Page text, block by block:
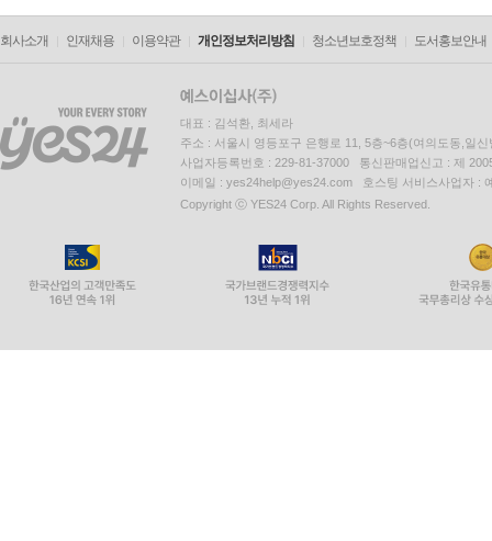
회사소개 인재채용 이용약관 개인정보처리방침 청소년보호정책 도서홍보안내
대표 : 김석환, 최세라
주소 : 서울시 영등포구 은행로 11, 5층~6층(여의도동,일신
사업자등록번호 : 229-81-37000 통신판매업신고 : 제
이메일 : yes24help@yes24.com 호스팅 서비스사업자 :
Copyright ⓒ YES24 Corp. All Rights Reserved.